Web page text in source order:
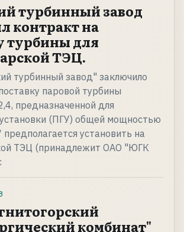
турбинный завод
контракт на
турбины для
ТЭЦ.
турбинный завод" заключило
паровой турбины
предназначенной для
(ПГУ) общей мощностью
установить на
ТЭЦ (принадлежит ОАО "ЮГК
комбинат"